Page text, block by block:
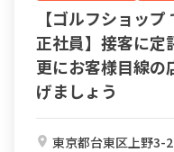
【ゴルフショッ
正社員】接客に定
更にお客様目線の
げましょう
東京都台東区上野3-